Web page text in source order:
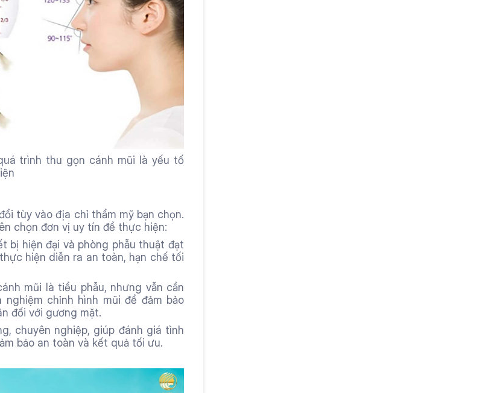
trình thu gọn cánh mũi là yếu tố
tùy vào địa chỉ thẩm mỹ bạn chọn.
chọn đơn vị uy tín để thực hiện:
bị hiện đại và phòng phẫu thuật đạt
hiện diễn ra an toàn, hạn chế tối
mũi là tiểu phẫu, nhưng vẫn cần
chỉnh hình mũi để đảm bảo
đối với gương mặt.
chuyên nghiệp, giúp đánh giá tình
bảo an toàn và kết quả tối ưu.